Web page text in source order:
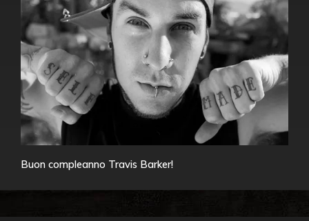
Buon compleanno Travis Barker!